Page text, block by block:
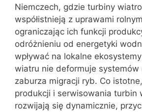
Niemczech, gdzie turbiny
współistnieją z uprawami
ograniczając ich funkcji
odróżnieniu od energetyki
wpływać na lokalne
wiatru nie deformuje systemów
zaburza migracji ryb. Co
produkcji i serwisowania turbin
rozwijają się dynamicznie,